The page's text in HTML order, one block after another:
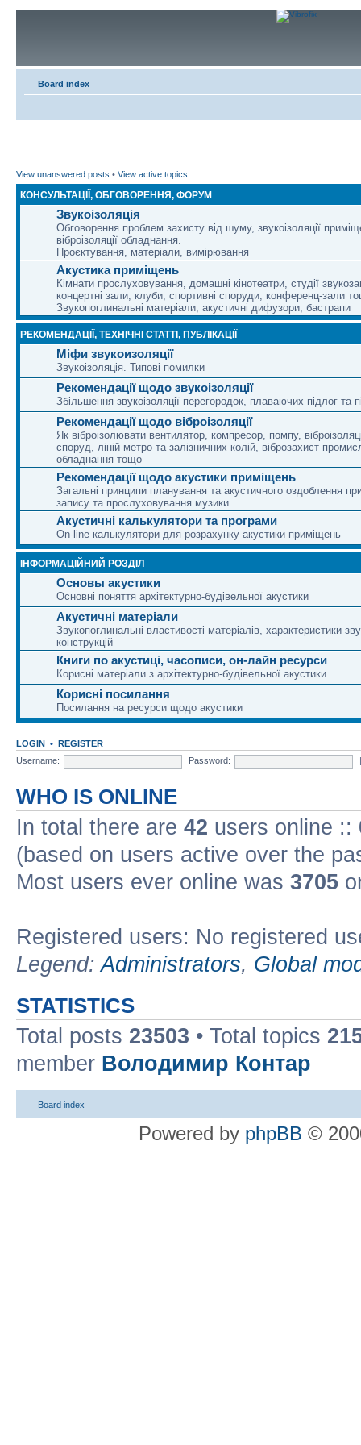
Board index
View unanswered posts • View active topics
КОНСУЛЬТАЦІЇ, ОБГОВОРЕННЯ, ФОРУМ
Звукоізоляція
Обговорення проблем захисту від шуму, звукоізоляції
віброізоляції обладнання.
Проєктування, матеріали, вимірювання
Акустика приміщень
Кімнати прослуховування, домашні кінотеатри, студії
концертні зали, клуби, спортивні споруди, конференц-зали
Звукопоглинальні матеріали, акустичні дифузори, бастрапи
РЕКОМЕНДАЦІЇ, ТЕХНІЧНІ СТАТТІ, ПУБЛІКАЦІЇ
Міфи звукоизоляції
Звукоізоляція. Типові помилки
Рекомендації щодо звукоізоляції
Збільшення звукоізоляції перегородок, плаваючих підлог та
Рекомендації щодо віброізоляції
Як віброізолювати вентилятор, компресор, помпу,
споруд, ліній метро та залізничних колій, віброзахист
обладнання тощо
Рекомендації щодо акустики приміщень
Загальні принципи планування та акустичного оздоблення
запису та прослуховування музики
Акустичні калькулятори та програми
On-line калькулятори для розрахунку акустики приміщень
ІНФОРМАЦІЙНИЙ РОЗДІЛ
Основы акустики
Основні поняття архітектурно-будівельної акустики
Акустичні матеріали
Звукопоглинальні властивості матеріалів, характеристики
конструкцій
Книги по акустиці, часописи, он-лайн ресурси
Корисні матеріали з архітектурно-будівельної акустики
Корисні посилання
Посилання на ресурси щодо акустики
LOGIN • REGISTER
Username:
Password:
WHO IS ONLINE
In total there are 42 users online ::
(based on users active over the
Most users ever online was 3705
Registered users: No registered
Legend:Administrators, Global
STATISTICS
Total posts 23503 • Total topics
member Володимир Контар
Board index
Powered by phpBB ©